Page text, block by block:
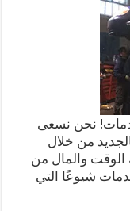
نحن نسعى
من خلال
الوقت والمال من
شيوعًا التي